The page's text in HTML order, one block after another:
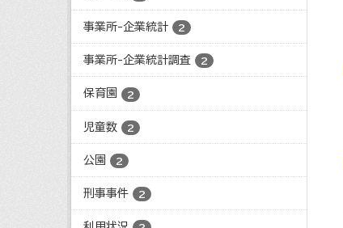
事業所-企業統計 2
事業所-企業統計調査 2
保育園 2
児童数 2
公園 2
刑事事件 2